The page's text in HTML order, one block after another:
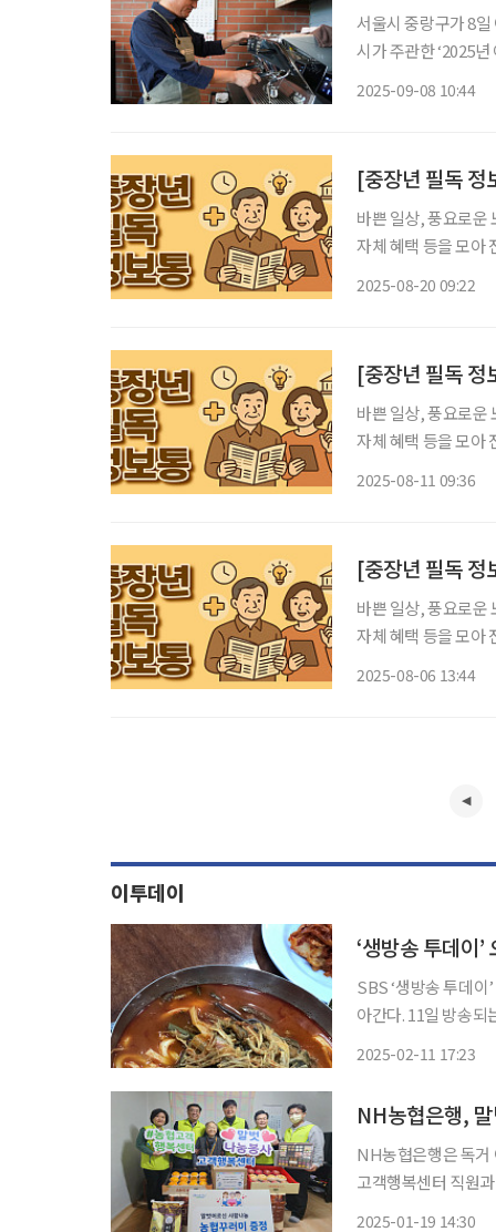
서울시 중랑구가 8일 어
시가 주관한 ‘2025
2025-09-08 10:44
[중장년 필독 정
바쁜 일상, 풍요로운
자체 혜택 등을 모아 전달 드립니다. 시니어가 만든
2025-08-20 09:22
[중장년 필독
바쁜 일상, 풍요로운
자체 혜택 등을 모아 전달 드립니다. 중랑구, 어르신
2025-08-11 09:36
[중장년 필독
바쁜 일상, 풍요로운
자체 혜택 등을 모아 전달 드립니다. 중랑구, 어르신
2025-08-06 13:44
이투데이
SBS ‘생방송 투데
아간다. 11일 방송되는 ‘생방송 투데이’에서는 오늘방송맛집- 빅데이터 랭킹 맛집 코너를 통
2025-02-11 17:23
NH농협은행,
NH농협은행은 독거
고객행복센터 직원
2025-01-19 14:30